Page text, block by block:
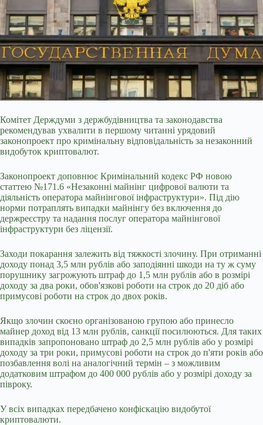
Комітет Держдуми з держбудівництва та законодавства
рекомендував ухвалити в першому читанні урядовий
законопроект про кримінальну відповідальність за незаконний
видобуток криптовалют.
Законопроект доповнює Кримінальний кодекс РФ новою
статтею №171.6 «Незаконні майнінг цифрової валюти та
діяльність оператора майнінгової інфраструктури». Під дію
норми потраплять випадки майнінгу без включення до
держреєстру та надання послуг оператора майнінгової
інфраструктури без ліцензії.
Заходи покарання залежить від тяжкості злочину. При отриманні
доходу понад 3,5 млн рублів або заподіянні шкоди на ту ж суму
порушнику загрожують штраф до 1,5 млн рублів або в розмірі
доходу за два роки, обов'язкові роботи на строк до 20 діб або
примусові роботи на строк до двох років.
Якщо злочин скоєно організованою групою або принесло
майнер доход від 13 млн рублів, санкції посилюються. Для таких
випадків запропоновано штраф до 2,5 млн рублів або у розмірі
доходу за три роки, примусові роботи на строк до п'яти років або
позбавлення волі на аналогічний термін – з можливим
додатковим штрафом до 400 000 рублів або у розмірі доходу за
півроку.
У всіх випадках передбачено конфіскацію видобутої
криптовалюти.